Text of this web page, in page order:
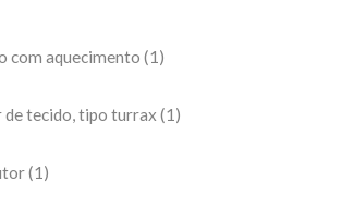
com aquecimento (1)
tecido, tipo turrax (1)
(1)